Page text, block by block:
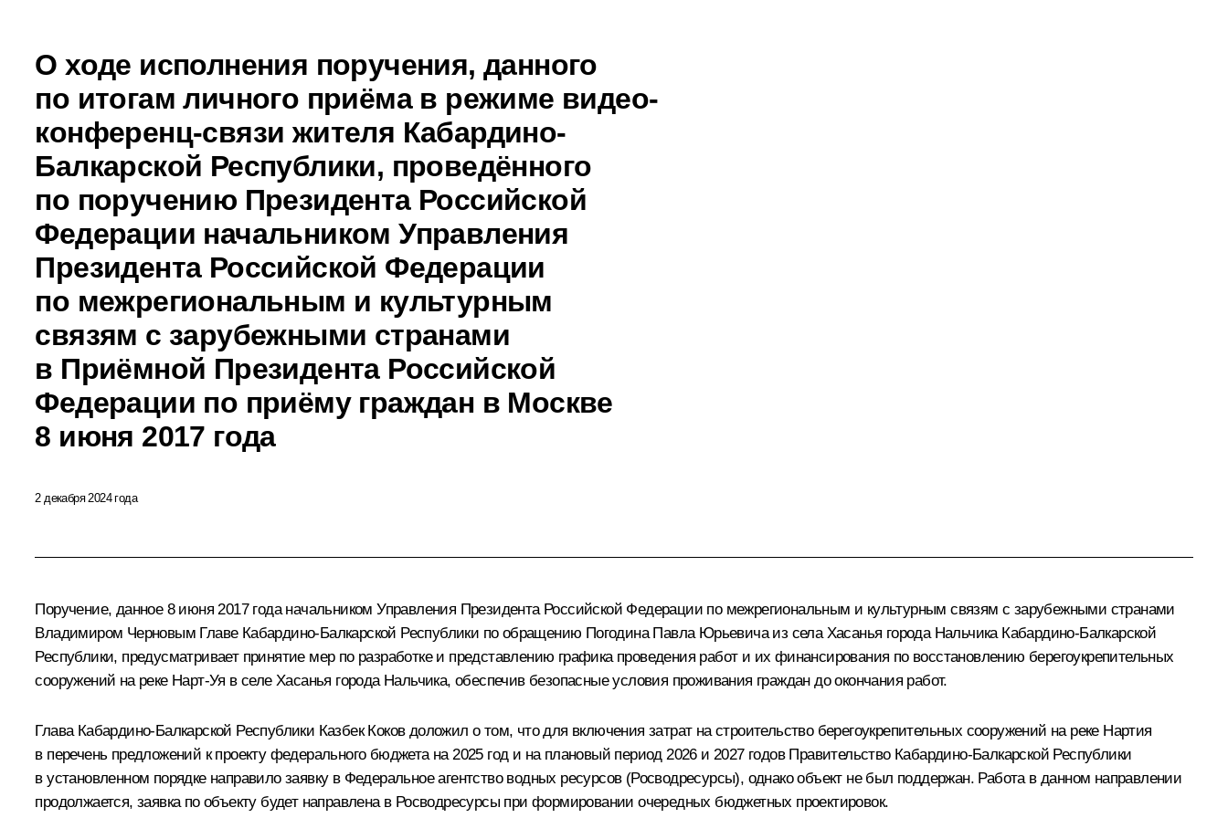
О ходе исполнения поручения, данного
по итогам личного приёма в режиме видео-
конференц-связи жителя Кабардино-
Балкарской Республики, проведённого
по поручению Президента Российской
Федерации начальником Управления
Президента Российской Федерации
по межрегиональным и культурным
связям с зарубежными странами
в Приёмной Президента Российской
Федерации по приёму граждан в Москве
8 июня 2017 года
2 декабря 2024 года
Поручение, данное 8 июня 2017 года начальником Управления Президента Российской Федерации по межрегиональным и культурным связям с зарубежными странами
Владимиром Черновым Главе Кабардино-Балкарской Республики по обращению Погодина Павла Юрьевича из села Хасанья города Нальчика Кабардино-Балкарской
Республики, предусматривает принятие мер по разработке и представлению графика проведения работ и их финансирования по восстановлению берегоукрепительных
сооружений на реке Нарт-Уя в селе Хасанья города Нальчика, обеспечив безопасные условия проживания граждан до окончания работ.
Глава Кабардино-Балкарской Республики Казбек Коков доложил о том, что для включения затрат на строительство берегоукрепительных сооружений на реке Нартия
в перечень предложений к проекту федерального бюджета на 2025 год и на плановый период 2026 и 2027 годов Правительство Кабардино-Балкарской Республики
в установленном порядке направило заявку в Федеральное агентство водных ресурсов (Росводресурсы), однако объект не был поддержан. Работа в данном направлении
продолжается, заявка по объекту будет направлена в Росводресурсы при формировании очередных бюджетных проектировок.